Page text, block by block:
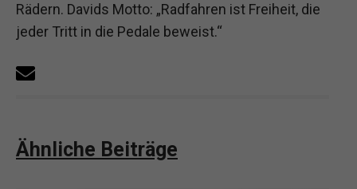
Rädern. Davids Motto: „Radfahren ist Freiheit, die
jeder Tritt in die Pedale beweist.“
Ähnliche Beiträge